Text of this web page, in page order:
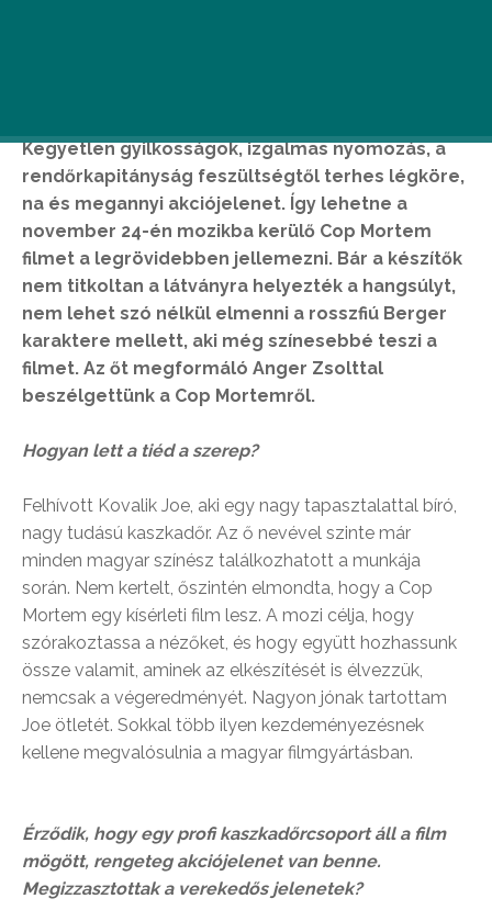
Kegyetlen gyilkosságok, izgalmas nyomozás, a
rendőrkapitányság feszültségtől terhes légköre,
na és megannyi akciójelenet. Így lehetne a
november 24-én mozikba kerülő Cop Mortem
filmet a legrövidebben jellemezni. Bár a készítők
nem titkoltan a látványra helyezték a hangsúlyt,
nem lehet szó nélkül elmenni a rosszfiú Berger
karaktere mellett, aki még színesebbé teszi a
filmet. Az őt megformáló Anger Zsolttal
beszélgettünk a Cop Mortemről.
Hogyan lett a tiéd a szerep?
Felhívott Kovalik Joe, aki egy nagy tapasztalattal bíró,
nagy tudású kaszkadőr. Az ő nevével szinte már
minden magyar színész találkozhatott a munkája
során. Nem kertelt, őszintén elmondta, hogy a Cop
Mortem egy kísérleti film lesz. A mozi célja, hogy
szórakoztassa a nézőket, és hogy együtt hozhassunk
össze valamit, aminek az elkészítését is élvezzük,
nemcsak a végeredményét. Nagyon jónak tartottam
Joe ötletét. Sokkal több ilyen kezdeményezésnek
kellene megvalósulnia a magyar filmgyártásban.
Érződik, hogy egy profi kaszkadőrcsoport áll a film
mögött, rengeteg akciójelenet van benne.
Megizzasztottak a verekedős jelenetek?